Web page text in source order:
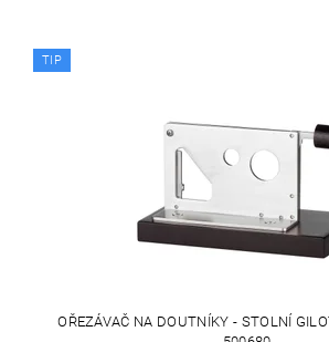
TIP
OŘEZÁVAČ NA DOUTNÍKY - STOLNÍ